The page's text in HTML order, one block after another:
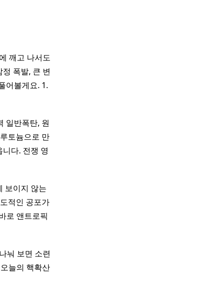
깨고 나서도
폭발, 큰 변
어볼게요. 1.
일반폭탄, 원
토늄으로 만
다. 전쟁 영
보이지 않는
적인 공포가
로 앤트로픽
눠 보면 소련
늘의 핵확산